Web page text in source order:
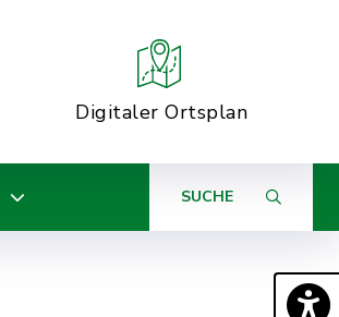
Digitaler Ortsplan
SUCHE